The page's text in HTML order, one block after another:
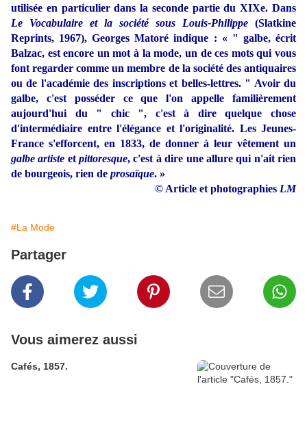
utilisée en particulier dans la seconde partie du XIXe. Dans
Le Vocabulaire et la société sous Louis-Philippe (Slatkine
Reprints, 1967), Georges Matoré indique : « " galbe, écrit
Balzac, est encore un mot à la mode, un de ces mots qui vous
font regarder comme un membre de la société des antiquaires
ou de l'académie des inscriptions et belles-lettres. " Avoir du
galbe, c'est posséder ce que l'on appelle familièrement
aujourd'hui du " chic ", c'est à dire quelque chose
d'intermédiaire entre l'élégance et l'originalité. Les Jeunes-
France s'efforcent, en 1833, de donner à leur vêtement un
galbe artiste etpittoresque, c'est à dire une allure qui n'ait rien
de bourgeois, rien de prosaïque. »
© Article et photographies LM
#La Mode
Partager
Vous aimerez aussi
Cafés, 1857.